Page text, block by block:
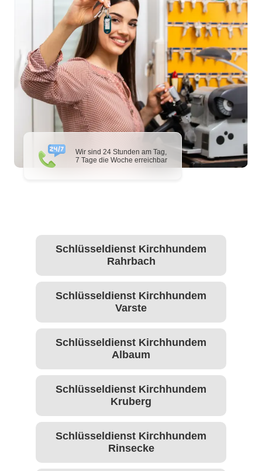
Wir sind 24 Stunden am Tag,
7 Tage die Woche erreichbar
Schlüsseldienst Kirchhundem
Rahrbach
Schlüsseldienst Kirchhundem
Varste
Schlüsseldienst Kirchhundem
Albaum
Schlüsseldienst Kirchhundem
Kruberg
Schlüsseldienst Kirchhundem
Rinsecke